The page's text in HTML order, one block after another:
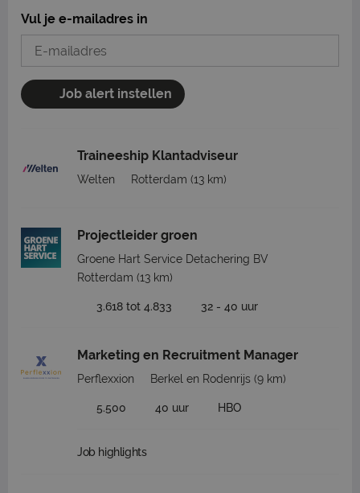
Vul je e-mailadres in
Job alert instellen
Traineeship Klantadviseur
Welten Rotterdam (13 km)
Projectleider groen
Groene Hart Service Detachering BV
Rotterdam (13 km)
3.618 tot 4.833 32 - 40 uur
Marketing en Recruitment Manager
Perflexxion Berkel en Rodenrijs (9 km)
5.500 40 uur HBO
Job highlights